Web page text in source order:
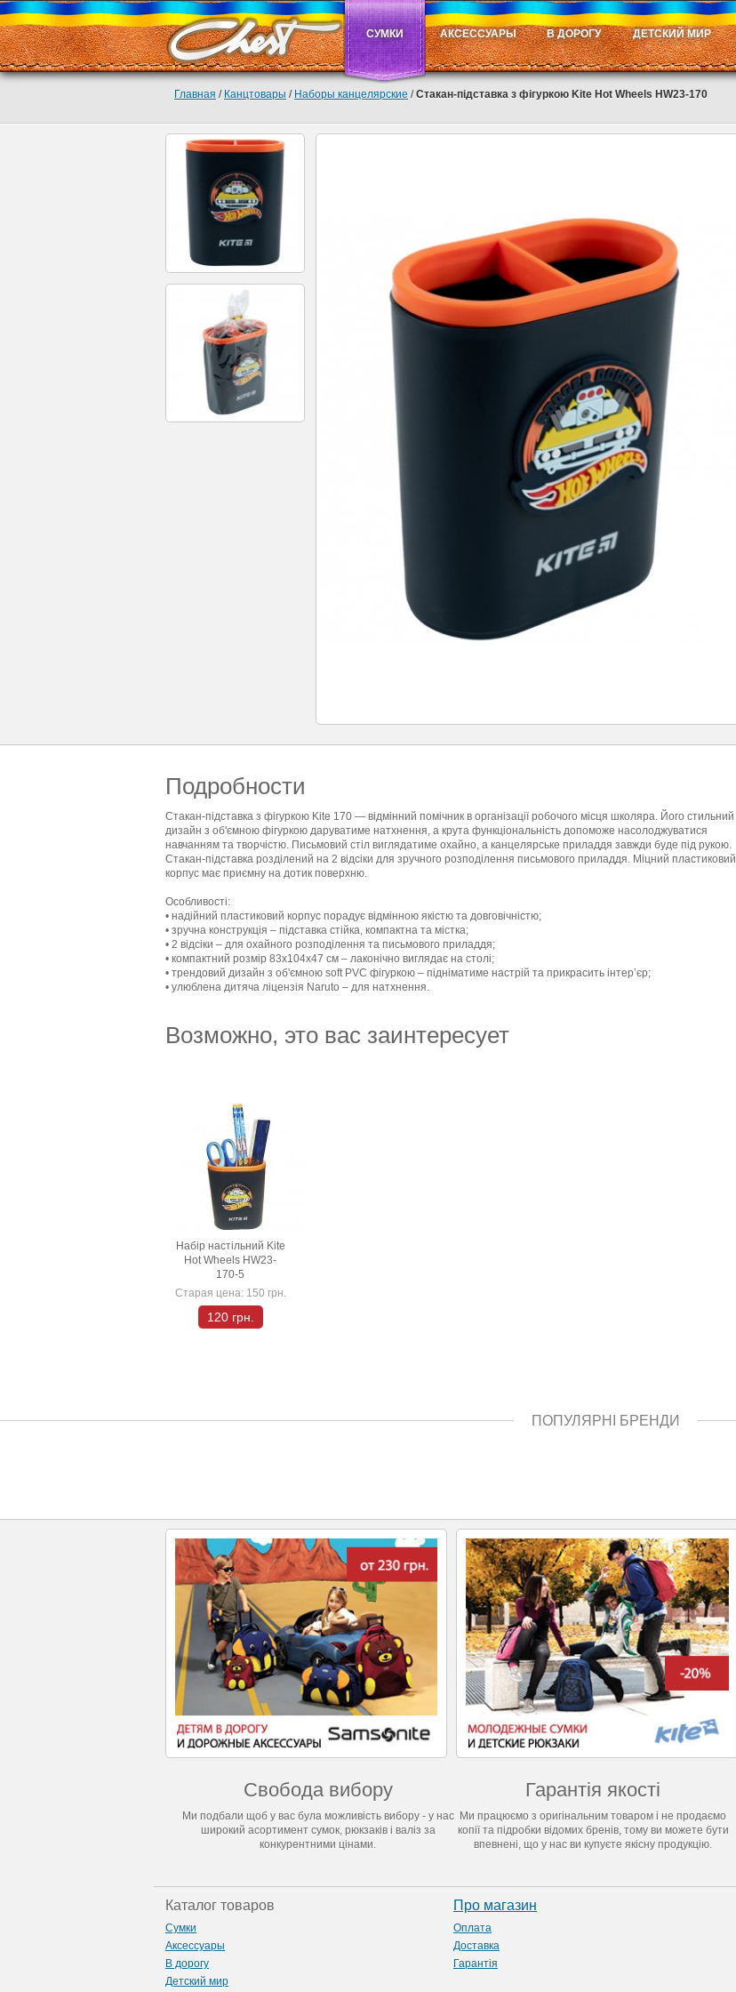
СУМКИ АКСЕССУАРЫ В ДОРОГУ ДЕТСКИЙ МИР
Главная / Канцтовары / Наборы канцелярские /Стакан-підставка з фігуркою Kite Hot Wheels HW23-170
Подробности
Стакан-підставка з фігуркою Kite 170 — відмінний помічник в організації робочого місця школяра. Його стильний
дизайн з об'ємною фігуркою даруватиме натхнення, а крута функціональність допоможе насолоджуватися
навчанням та творчістю. Письмовий стіл виглядатиме охайно, а канцелярське приладдя завжди буде під рукою.
Стакан-підставка розділений на 2 відсіки для зручного розподілення письмового приладдя. Міцний пластиковий
корпус має приємну на дотик поверхню.
Особливості:
• надійний пластиковий корпус порадує відмінною якістю та довговічністю;
• зручна конструкція – підставка стійка, компактна та містка;
• 2 відсіки – для охайного розподілення та письмового приладдя;
• компактний розмір 83х104х47 см – лаконічно виглядає на столі;
• трендовий дизайн з об'ємною soft PVC фігуркою – підніматиме настрій та прикрасить інтер’єр;
• улюблена дитяча ліцензія Naruto – для натхнення.
Возможно, это вас заинтересует
Набір настільний Kite
Hot Wheels HW23-
170-5
Старая цена: 150 грн.
120 грн.
ПОПУЛЯРНІ БРЕНДИ
Свобода вибору
Ми подбали щоб у вас була можливість вибору - у нас
широкий асортимент сумок, рюкзаків і валіз за
конкурентними цінами.
Гарантія якості
Ми працюємо з оригінальним товаром і не продаємо
копії та підробки відомих бренів, тому ви можете бути
впевнені, що у нас ви купуєте якісну продукцію.
Каталог товаров
Сумки
Аксессуары
В дорогу
Детский мир
Про магазин
Оплата
Доставка
Гарантія